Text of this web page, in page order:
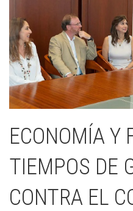
ECONOMÍA Y
TIEMPOS DE
CONTRA EL